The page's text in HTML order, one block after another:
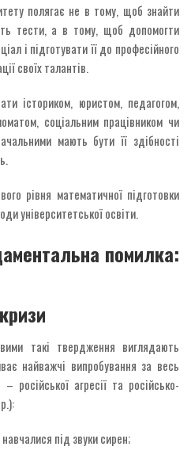
полягає не в тому, щоб знайти
тести, а в тому, щоб допомогти
і підготувати її до професійного
своїх талантів.
юристом, педагогом,
соціальним працівником чи
мають бути її здібності
рівня математичної підготовки
університетської освіти.
помилка:
такі твердження виглядають
найважчі випробування за весь
– російської агресії та російсько-
під звуки сирен;